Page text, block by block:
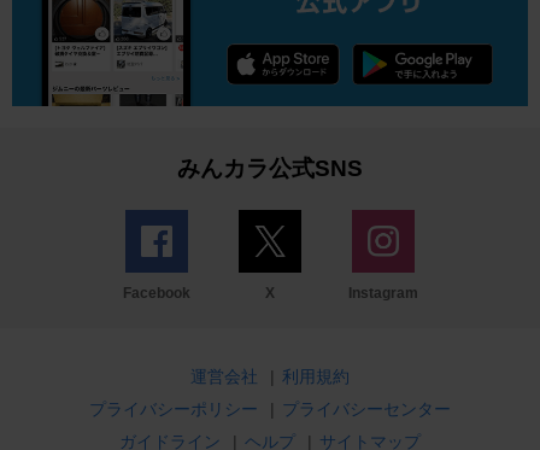
みんカラ公式SNS
Facebook X Instagram
運営会社 | 利用規約
プライバシーポリシー
| プライバシーセンター
ガイドライン
| ヘルプ | サイトマップ